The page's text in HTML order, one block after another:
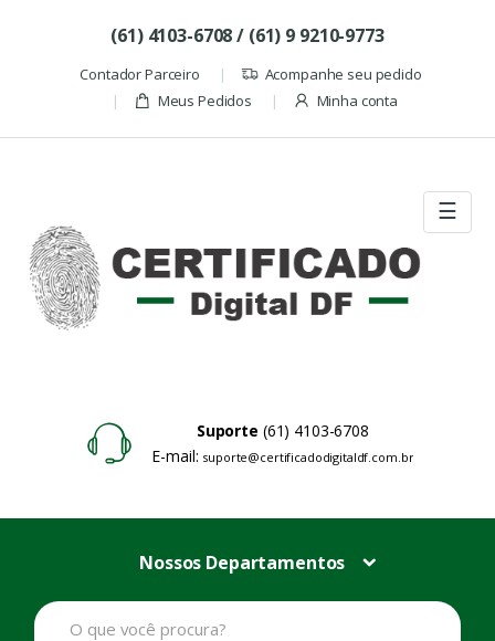
(61) 4103-6708 / (61) 9 9210-9773
Contador Parceiro
Acompanhe seu pedido
Meus Pedidos
Minha conta
☰
Suporte (61) 4103-6708
E-mail: suporte@certificadodigitaldf.com.br
Nossos Departamentos
B
u